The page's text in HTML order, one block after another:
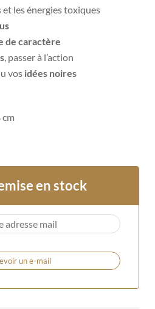
les énergies toxiques
de caractère
, passer à l’action
vos idées noires
cm
en stock
un e-mail